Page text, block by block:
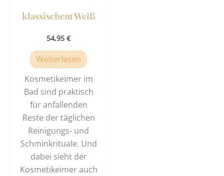
klassischem Weiß
54,95 €
Weiterlesen
Kosmetikeimer im
Bad sind praktisch
für anfallenden
Reste der täglichen
Reinigungs- und
Schminkrituale. Und
dabei sieht der
Kosmetikeimer auch